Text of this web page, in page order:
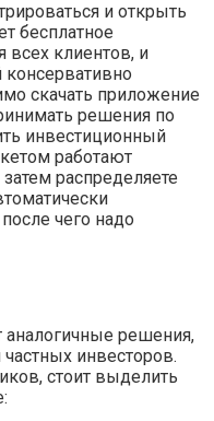
и открыть
бесплатное
всех клиентов, и
консервативно
скачать приложение
решения по
инвестиционный
работают
распределяете
чего надо
аналогичные решения,
инвесторов.
стоит выделить